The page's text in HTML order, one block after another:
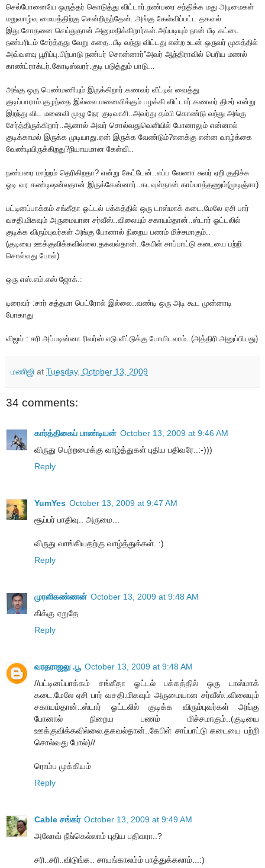
செல்போனையே ஒருத்தர் கொடுத்து விட்டார்.நண்பரை சந்திக்க மது அடிமைகள்
மறுவாழ்வு மையத்திற்கு சென்றிருந்தேன்..அங்கு கேள்விப்பட்ட தகவல்
இது.சோதனை செய்துதான் அனுமதிக்கிறார்கள்.அப்படியும் நான் பீடி கட்டை
நண்பரிடம் சேர்த்தது வேறு கதை..பீடி வந்து விட்டது என்ற உடன் ஒருவர் முகத்தில்
அவ்வளவு பூரிப்பு.பிற்பாடு நண்பர் சொன்னார்”அவர் ஆந்திராவில் பெரிய மணல்
காண்ட்ராக்டர்.கோடிஸ்வரர்.குடி படுத்தும் பாடு...
அங்கு ஒரு பெண்மணியும் இருக்கிறார்.கணவர் வீட்டில் வைத்து
குடிப்பாராம்.குழந்தை இல்லை.மனைவிக்கும் பழக்கி விட்டார்.கணவர் திடீர் என்று
இறந்து விட மனைவி முழு நேர குடிவாசி..அவர்து தம்பி கொண்டு வந்து அங்கு
சேர்த்திருக்கிறார்..ஆனால் அவர் சொல்வதுவெளியில் போனாலும் என்னால்
குடிக்காமல் இருக்க முடியாது.ஏன் இருக்க வேண்டும்?எனக்கு என்ன வாழ்க்கை
வேண்டியிருக்கிறது?நியாயமான கேள்வி..
நண்பரை மாற்றம் தெரிகிறதா? என்று கேட்டேன்..எப்ப வேணா சுவர் ஏறி குதிச்சு
ஓடி வர கண்டிஷன்லதான் இருக்கேன்னார்..கடவுள்தான் காப்பாத்தணும்(முடிஞ்சா)
பட்டினப்பாக்கம் சங்கீதா ஓட்டல் பக்கத்தில் ஒரு டாஸ்மாக் கடை.மேலே ஏசி பார்
வசதி.மிகவும் அருமையான சர்வீஸ்..விலையும் சகாயம்தான்..ஸ்டார் ஓட்டலில்
குடிக்க விரும்புவர்கள் அங்கு போனால் நிறைய பணம் மிச்சமாகும்..
(குடியை ஊக்குவிக்கவில்லை.தகவல்தான்..கேபிள் சாப்பாட்டு கடையை பற்றி
சொல்வது போல்)
ஒரு எஸ்.எம்.எஸ் ஜோக்.:
டிரைவர் :சார் சுத்தமா பெட்ரோல் இல்லை..வண்டி ஒரு அடி கூட முன்னாடி
போகாது
விஜய் : சரி அப்படின்னா ரிவர்ஸ் எடு.வீட்டுக்கு போயிடலாம்..(அத்திரி அனுப்பியது)
மணிஜி at Tuesday, October 13, 2009
34 comments:
கார்த்திகைப் பாண்டியன் October 13, 2009 at 9:46 AM
விருது பெற்றமைக்கு வாழ்த்துகள் புதிய பதிவரே..:-)))
Reply
YumYes October 13, 2009 at 9:47 AM
சூப்பர் பாதிவு.. அருமை...
விருது வாங்கியதற்கு வாழ்த்துக்கள். :)
Reply
முரளிகண்ணன் October 13, 2009 at 9:48 AM
கிக்கு ஏறுதே
Reply
வரதராஜலு .பூ October 13, 2009 at 9:48 AM
//பட்டினப்பாக்கம் சங்கீதா ஓட்டல் பக்கத்தில் ஒரு டாஸ்மாக்
கடை.மேலே ஏசி பார் வசதி.மிகவும் அருமையான சர்வீஸ்..விலையும்
சகாயம்தான்..ஸ்டார் ஓட்டலில் குடிக்க விரும்புவர்கள் அங்கு
போனால் நிறைய பணம் மிச்சமாகும்..(குடியை
ஊக்குவிக்கவில்லை.தகவல்தான்..கேபிள் சாப்பாட்டு கடையை பற்றி
சொல்வது போல்)//
ரொம்ப முக்கியம்
Reply
Cable சங்கர் October 13, 2009 at 9:49 AM
அலோவ் நீங்கெல்லாம் புதிய பதிவரா..?
சரி..சரி..விடுங்க.. சாயங்காலம்ம் பாத்துக்கலாம்...:)